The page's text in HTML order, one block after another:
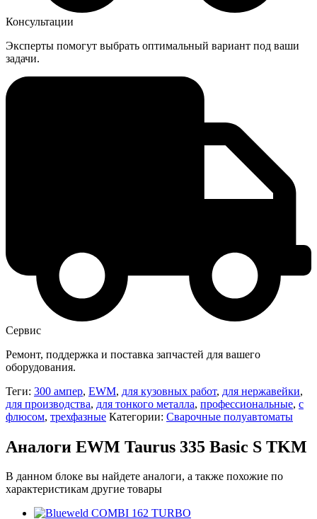
Консультации
Эксперты помогут выбрать оптимальный вариант под ваши
задачи.
Сервис
Ремонт, поддержка и поставка запчастей для вашего
оборудования.
Теги: 300 ампер, EWM, для кузовных работ, для нержавейки,
для производства, для тонкого металла, профессиональные, с
флюсом, трехфазные Категории: Сварочные полуавтоматы
Аналоги EWM Taurus 335 Basic S TKM
В данном блоке вы найдете аналоги, а также похожие по
характеристикам другие товары